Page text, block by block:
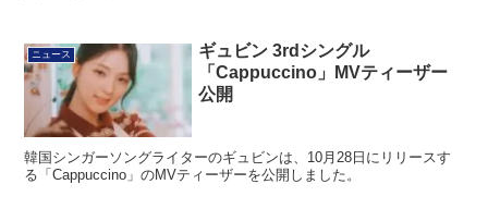
ニュース
ギュビン 3rdシングル
「Cappuccino」MVティーザー
公開
韓国シンガーソングライターのギュビンは、10月28日にリリースす
る「Cappuccino」のMVティーザーを公開しました。